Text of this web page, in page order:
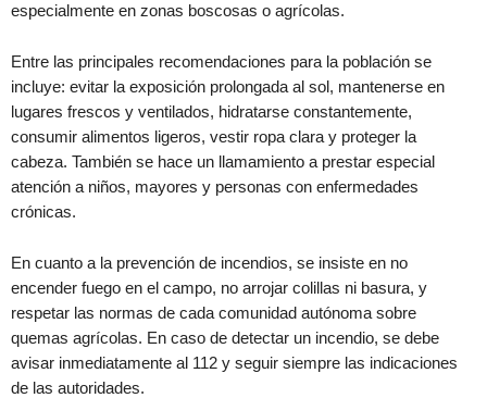
especialmente en zonas boscosas o agrícolas.
Entre las principales recomendaciones para la población se
incluye: evitar la exposición prolongada al sol, mantenerse en
lugares frescos y ventilados, hidratarse constantemente,
consumir alimentos ligeros, vestir ropa clara y proteger la
cabeza. También se hace un llamamiento a prestar especial
atención a niños, mayores y personas con enfermedades
crónicas.
En cuanto a la prevención de incendios, se insiste en no
encender fuego en el campo, no arrojar colillas ni basura, y
respetar las normas de cada comunidad autónoma sobre
quemas agrícolas. En caso de detectar un incendio, se debe
avisar inmediatamente al 112 y seguir siempre las indicaciones
de las autoridades.